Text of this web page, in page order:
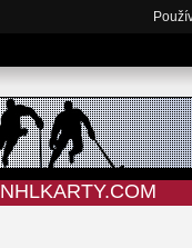
NHLKARTY.COM